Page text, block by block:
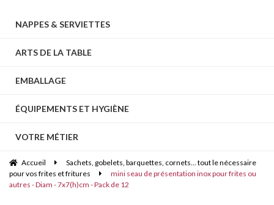
NAPPES & SERVIETTES
ARTS DE LA TABLE
EMBALLAGE
ÉQUIPEMENTS ET HYGIÈNE
VOTRE MÉTIER
Accueil
Sachets, gobelets, barquettes, cornets... tout le nécessaire
pour vos frites et fritures
mini seau de présentation inox pour frites ou
autres - Diam - 7x7(h)cm - Pack de 12